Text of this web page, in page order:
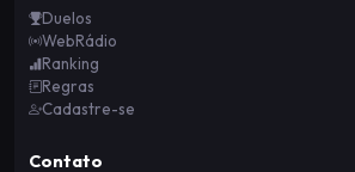
Duelos
WebRádio
Ranking
Regras
Cadastre-se
Contato